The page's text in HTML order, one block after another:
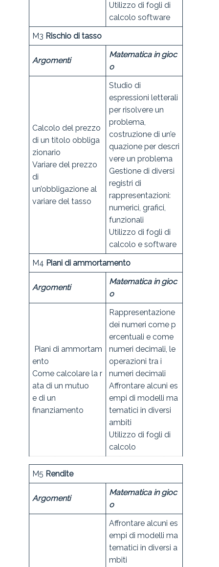
Utilizzo di fogli di
calcolo software
M3 Rischio di tasso
Argomenti
Matematica in gioc
o
Calcolo del prezzo
di un titolo obbliga
zionario
Variare del prezzo
di
un’obbligazione al
variare del tasso
Studio di
espressioni letterali
per risolvere un
problema,
costruzione di un’e
quazione per descri
vere un problema
Gestione di diversi
registri di
rappresentazioni:
numerici, grafici,
funzionali
Utilizzo di fogli di
calcolo e software
M4 Piani di ammortamento
Argomenti
Matematica in gioc
o
Piani di ammortam
ento
Come calcolare la r
ata di un mutuo
e di un
finanziamento
Rappresentazione
dei numeri come p
ercentuali e come
numeri decimali, le
operazioni tra i
numeri decimali
Affrontare alcuni es
empi di modelli ma
tematici in diversi
ambiti
Utilizzo di fogli di
calcolo
M5 Rendite
Argomenti
Matematica in gioc
o
Affrontare alcuni es
empi di modelli ma
tematici in diversi a
mbiti